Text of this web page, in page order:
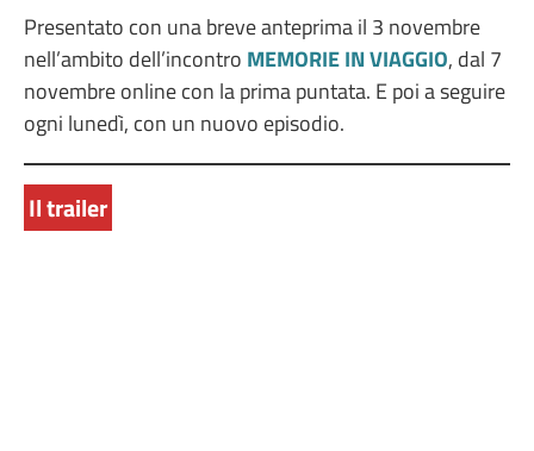
Presentato con una breve anteprima il 3 novembre
nell’ambito dell’incontro MEMORIE IN VIAGGIO, dal 7
novembre online con la prima puntata. E poi a seguire
ogni lunedì, con un nuovo episodio.
Il trailer